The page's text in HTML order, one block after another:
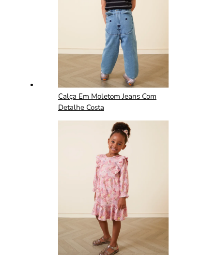
Calça Em Moletom Jeans Com
Detalhe Costa